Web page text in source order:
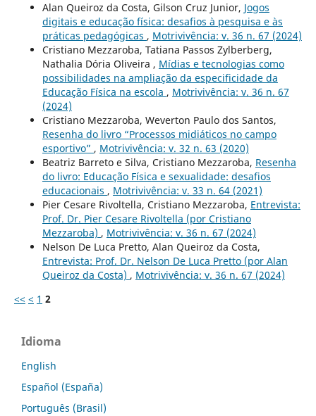
Alan Queiroz da Costa, Gilson Cruz Junior, Jogos
digitais e educação física: desafios à pesquisa e às
práticas pedagógicas , Motrivivência: v. 36 n. 67 (2024)
Cristiano Mezzaroba, Tatiana Passos Zylberberg,
Nathalia Dória Oliveira , Mídias e tecnologias como
possibilidades na ampliação da especificidade da
Educação Física na escola , Motrivivência: v. 36 n. 67
(2024)
Cristiano Mezzaroba, Weverton Paulo dos Santos,
Resenha do livro “Processos midiáticos no campo
esportivo” , Motrivivência: v. 32 n. 63 (2020)
Beatriz Barreto e Silva, Cristiano Mezzaroba, Resenha
do livro: Educação Física e sexualidade: desafios
educacionais , Motrivivência: v. 33 n. 64 (2021)
Pier Cesare Rivoltella, Cristiano Mezzaroba, Entrevista:
Prof. Dr. Pier Cesare Rivoltella (por Cristiano
Mezzaroba) , Motrivivência: v. 36 n. 67 (2024)
Nelson De Luca Pretto, Alan Queiroz da Costa,
Entrevista: Prof. Dr. Nelson De Luca Pretto (por Alan
Queiroz da Costa) , Motrivivência: v. 36 n. 67 (2024)
<< < 1 2
Idioma
English
Español (España)
Português (Brasil)